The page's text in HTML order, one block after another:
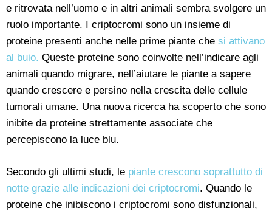
e ritrovata nell’uomo e in altri animali sembra svolgere un
ruolo importante. I criptocromi sono un insieme di
proteine presenti anche nelle prime piante che si attivano
al buio. Queste proteine sono coinvolte nell’indicare agli
animali quando migrare, nell’aiutare le piante a sapere
quando crescere e persino nella crescita delle cellule
tumorali umane. Una nuova ricerca ha scoperto che sono
inibite da proteine strettamente associate che
percepiscono la luce blu.
Secondo gli ultimi studi, le piante crescono soprattutto di
notte grazie alle indicazioni dei criptocromi. Quando le
proteine che inibiscono i criptocromi sono disfunzionali,